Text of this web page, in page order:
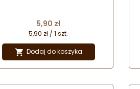
Cena
5,90 zł
5,90 zł / 1 szt.
 Dodaj do koszyka